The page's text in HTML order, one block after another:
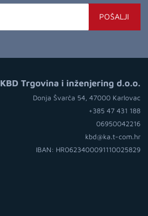
POŠALJI
KBD Trgovina i inženjering d.o.o.
Donja Švarča 54, 47000 Karlovac
+385 47 431 188
06950042216
kbd@ka.t-com.hr
IBAN: HR0623400091110025829